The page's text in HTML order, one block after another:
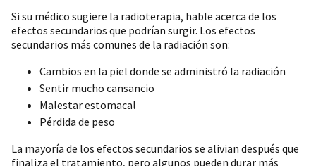
Si su médico sugiere la radioterapia, hable acerca de los
efectos secundarios que podrían surgir. Los efectos
secundarios más comunes de la radiación son:
Cambios en la piel donde se administró la radiación
Sentir mucho cansancio
Malestar estomacal
Pérdida de peso
La mayoría de los efectos secundarios se alivian después que
finaliza el tratamiento, pero algunos pueden durar más